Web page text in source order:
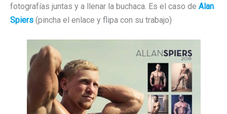
fotografías juntas y a llenar la buchaca. Es el caso de Alan
Spiers (pincha el enlace y flipa con su trabajo)